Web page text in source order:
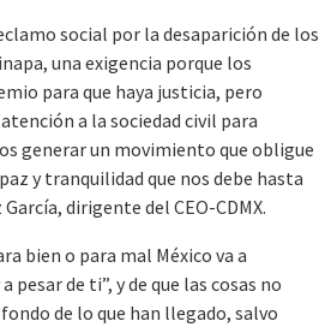
social por la desaparición de los
una exigencia porque los
para que haya justicia, pero
a la sociedad civil para
generar un movimiento que obligue
y tranquilidad que nos debe hasta
dirigente del CEO-CDMX.
bien o para mal México va a
de ti”, y de que las cosas no
de lo que han llegado, salvo